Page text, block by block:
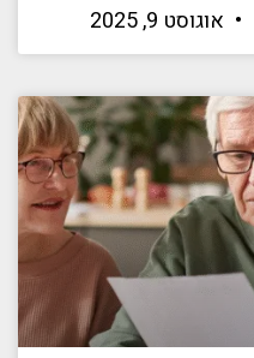
אוגוסט 9, 2025